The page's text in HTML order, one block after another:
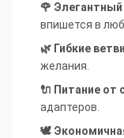
🌹 Элегантный
впишется в
🌿 Гибкие ветви
желания.
🔌 Питание от
адаптеров.
🕊